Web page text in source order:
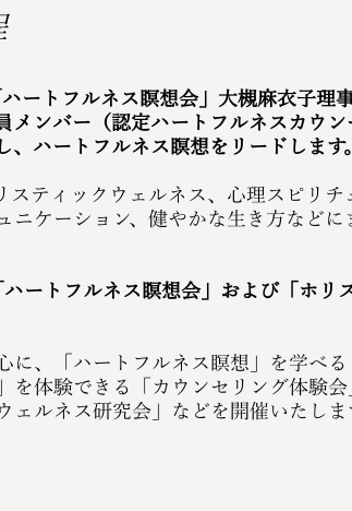
ートフルネス瞑想会」大槻麻衣子理
メンバー（認定ハートフルネスカウ
ハートフルネス瞑想をリードします。
スティックウェルネス、心理スピリチ
ニケーション、健やかな生き方などに
ートフルネス瞑想会」および「ホリ
に、「ハートフルネス瞑想」を学べ
を体験できる「カウンセリング体験会
ルネス研究会」などを開催いたしま